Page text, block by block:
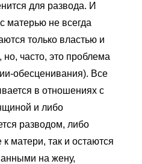
для развода. И
матерью не всегда
только властью и
но, часто, это проблема
обесценивания). Все
в отношениях с
и либо
разводом, либо
матери, так и остаются
на жену,